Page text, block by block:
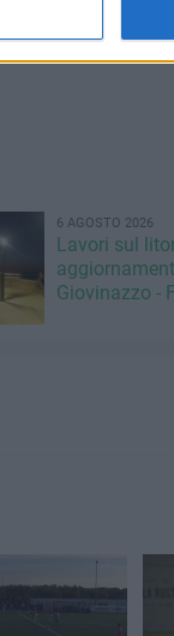
6 AGOSTO 2026
Lavori sul
Giovinazzo -